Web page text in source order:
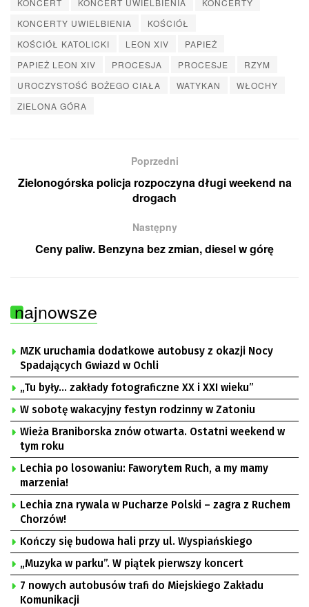
KONCERTY UWIELBIENIA
KOŚCIÓŁ
KOŚCIÓŁ KATOLICKI
LEON XIV
PAPIEŻ
PAPIEŻ LEON XIV
PROCESJA PROCESJE
RZYM
UROCZYSTOŚĆ BOŻEGO CIAŁA
WATYKAN
WŁOCHY
ZIELONA GÓRA
Poprzedni
Zielonogórska policja rozpoczyna długi weekend na
drogach
Następny
Ceny paliw. Benzyna bez zmian, diesel w górę
najnowsze
MZK uruchamia dodatkowe autobusy z okazji Nocy
Spadających Gwiazd w Ochli
„Tu były… zakłady fotograficzne XX i XXI wieku”
W sobotę wakacyjny festyn rodzinny w Zatoniu
Wieża Braniborska znów otwarta. Ostatni weekend w
tym roku
Lechia po losowaniu: Faworytem Ruch, a my mamy
marzenia!
Lechia zna rywala w Pucharze Polski – zagra z Ruchem
Chorzów!
Kończy się budowa hali przy ul. Wyspiańskiego
„Muzyka w parku”. W piątek pierwszy koncert
7 nowych autobusów trafi do Miejskiego Zakładu
Komunikacji